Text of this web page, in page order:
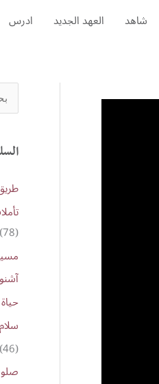
شاهد العهد الجديد ادرس
e
r
h
f
o
r
:
(78)
(46)